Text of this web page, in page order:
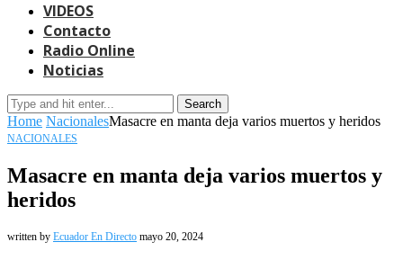
VIDEOS
Contacto
Radio Online
Noticias
Search
Home NacionalesMasacre en manta deja varios muertos y heridos
NACIONALES
Masacre en manta deja varios muertos y
heridos
written by Ecuador En Directo mayo 20, 2024